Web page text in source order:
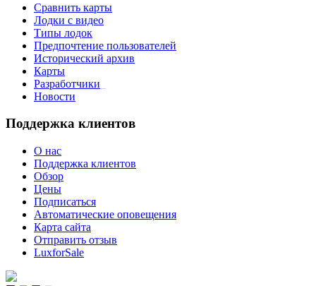
Сравнить карты
Лодки с видео
Типы лодок
Предпочтение пользователей
Исторический архив
Карты
Разработчики
Новости
Поддержка клиентов
О нас
Поддержка клиентов
Обзор
Цены
Подписаться
Автоматические оповещения
Карта сайта
Отправить отзыв
LuxforSale